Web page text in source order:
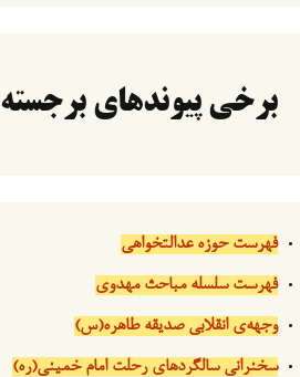
برخی پیوندهای برجسته
فهرست حوزه عدالتخواهی
فهرست سلسله مباحث مهدوی
وجهه‌ی انقلابی صدیقه طاهره(س)
سخنرانی سالگردهای رحلت امام خمینی(ره)